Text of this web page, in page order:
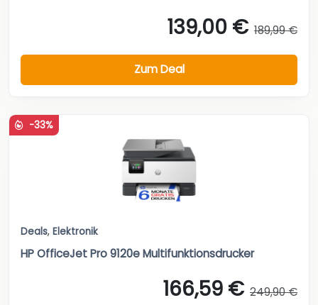
139,00 € 189,99 €
Zum Deal
-33%
Deals, Elektronik
HP OfficeJet Pro 9120e Multifunktionsdrucker
166,59 € 249,90 €